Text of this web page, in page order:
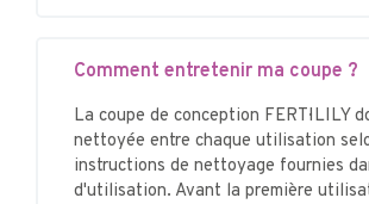
Comment entretenir ma coupe ?
La coupe de conception FERTI·LILY
nettoyée entre chaque utilisation
instructions de nettoyage fournies
d'utilisation. Avant la première